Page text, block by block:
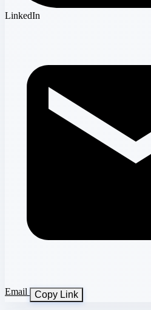
LinkedIn
Email Copy Link